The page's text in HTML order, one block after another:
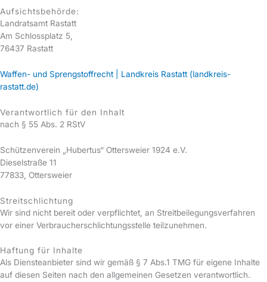
Aufsichtsbehörde:
Landratsamt Rastatt
Am Schlossplatz 5,
76437 Rastatt
Waffen- und Sprengstoffrecht | Landkreis Rastatt (landkreis-
rastatt.de)
Verantwortlich für den Inhalt
nach § 55 Abs. 2 RStV
Schützenverein „Hubertus“ Ottersweier 1924 e.V.
Dieselstraße 11
77833, Ottersweier
Streitschlichtung
Wir sind nicht bereit oder verpflichtet, an Streitbeilegungsverfahren
vor einer Verbraucherschlichtungsstelle teilzunehmen.
Haftung für Inhalte
Als Diensteanbieter sind wir gemäß § 7 Abs.1 TMG für eigene Inhalte
auf diesen Seiten nach den allgemeinen Gesetzen verantwortlich.